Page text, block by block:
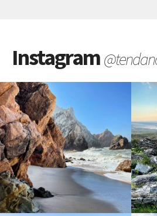
Instagram